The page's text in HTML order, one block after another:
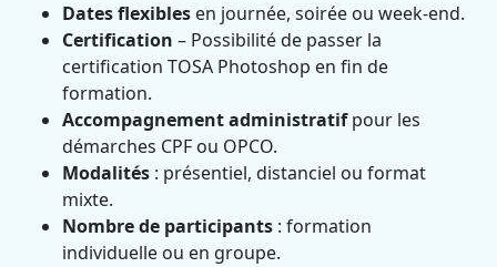
Dates flexibles en journée, soirée ou week-end.
Certification – Possibilité de passer la
certification TOSA Photoshop en fin de
formation.
Accompagnement administratifpour les
démarches CPF ou OPCO.
Modalités : présentiel, distanciel ou format
mixte.
Nombre de participants : formation
individuelle ou en groupe.